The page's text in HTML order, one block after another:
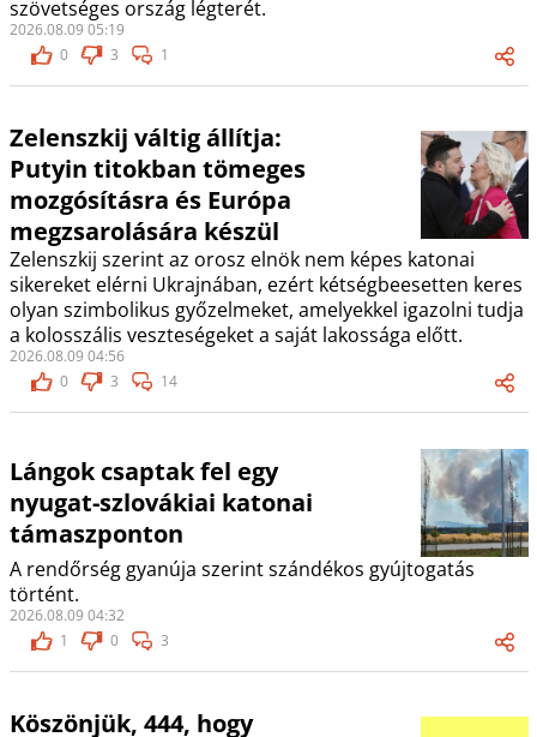
szövetséges ország légterét.
2026.08.09 05:19
0
3 1
Zelenszkij váltig állítja:
Putyin titokban tömeges
mozgósításra és Európa
megzsarolására készül
Zelenszkij szerint az orosz elnök nem képes katonai
sikereket elérni Ukrajnában, ezért kétségbeesetten keres
olyan szimbolikus győzelmeket, amelyekkel igazolni tudja
a kolosszális veszteségeket a saját lakossága előtt.
2026.08.09 04:56
0
3 14
Lángok csaptak fel egy
nyugat-szlovákiai katonai
támaszponton
A rendőrség gyanúja szerint szándékos gyújtogatás
történt.
2026.08.09 04:32
1
0 3
Köszönjük, 444, hogy